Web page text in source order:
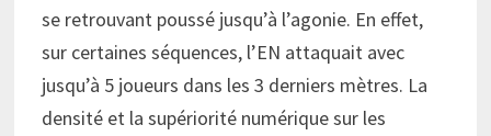
se retrouvant poussé jusqu’à l’agonie. En effet,
sur certaines séquences, l’EN attaquait avec
jusqu’à 5 joueurs dans les 3 derniers mètres. La
densité et la supériorité numérique sur les